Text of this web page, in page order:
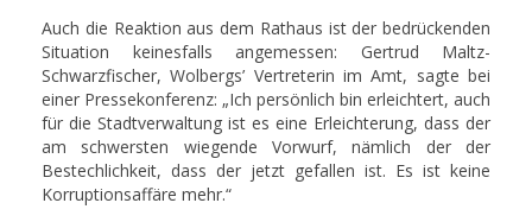
Auch die Reaktion aus dem Rathaus ist der bedrückenden
Situation keinesfalls angemessen: Gertrud Maltz-
Schwarzfischer, Wolbergs’ Vertreterin im Amt, sagte bei
einer Pressekonferenz: „Ich persönlich bin erleichtert, auch
für die Stadtverwaltung ist es eine Erleichterung, dass der
am schwersten wiegende Vorwurf, nämlich der der
Bestechlichkeit, dass der jetzt gefallen ist. Es ist keine
Korruptionsaffäre mehr.“